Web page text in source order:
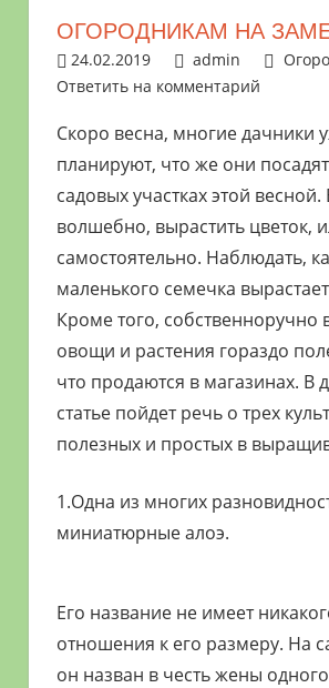
растениями
цветами.
обустройстве
дачного
участка
богатого
урожая.
ОГОРОДНИКАМ НА
24.02.2019 admin
Ответить на комментарий
Скоро весна, многие дачники
планируют, что же они
садовых участках этой весной.
волшебно, вырастить цветок,
самостоятельно. Наблюдать,
маленького семечка
Кроме того,
овощи и растения гораздо
что продаются в магазинах. В
статье пойдет речь о трех
полезных и простых в
1.Одна из многих
миниатюрные алоэ.
Его название не имеет
отношения к его размеру. На
он назван в честь жены